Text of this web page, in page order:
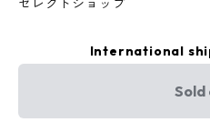
セレクトショップ
International
Sold